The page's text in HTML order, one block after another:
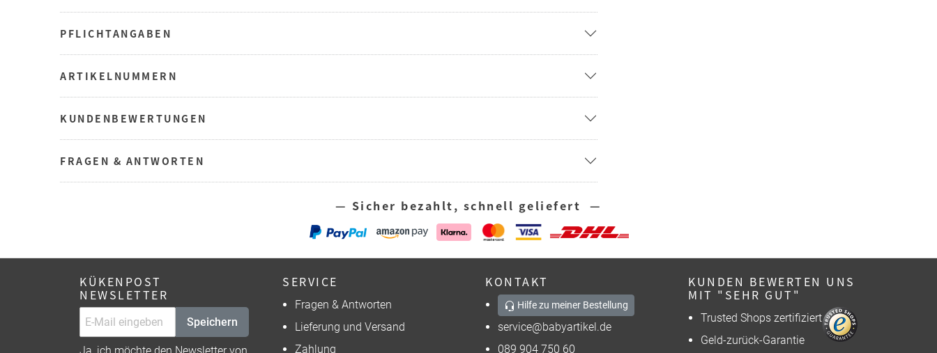
PFLICHTANGABEN
ARTIKELNUMMERN
KUNDENBEWERTUNGEN
FRAGEN & ANTWORTEN
— Sicher bezahlt, schnell geliefert —
KÜKENPOST
NEWSLETTER
Speichern
SERVICE
Fragen & Antworten
Lieferung und Versand
Zahlung
KONTAKT
Hilfe zu meiner Bestellung
service@babyartikel.de
089 904 750 60
KUNDEN BEWERTEN UNS
MIT "SEHR GUT"
Trusted Shops zertifiziert
Geld-zurück-Garantie